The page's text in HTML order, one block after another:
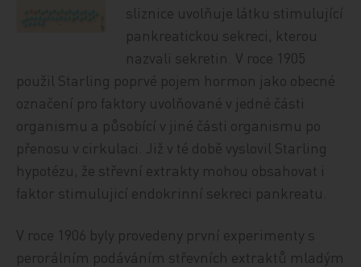
sliznice uvolňuje látku stimulující
pankreatickou sekreci, kterou
nazvali sekretin. V roce 1905
použil Starling poprvé pojem hormon jako obecné
označení pro faktory uvolňované v jedné části
organismu a působící v jiné části organismu po
přenosu v cirkulaci. Již v té době vyslovil Starling
hypotézu, že střevní extrakty mohou obsahovat i
faktor stimulujicí endokrinní sekreci pankreatu.
V roce 1906 byly provedeny první experimenty s
perorálním podáváním střevních extraktů mladým